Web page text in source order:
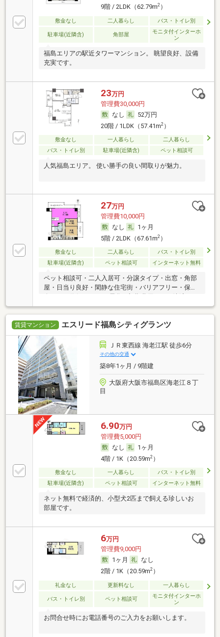
9階 / 2LDK（62.79m2）
敷金なし 二人暮らし バス・トイレ別
駐車場(近隣含) 角部屋
モニタ付インターホ
ン
福島エリアの駅近タワーマンション。 眺望良好、設備
充実です。
23万円
管理費30,000円
なし
52万円
20階 / 1LDK（57.41m2）
敷金なし 一人暮らし
二人暮らし
バス・トイレ別
駐車場(近隣含) ペット相談可
人気福島エリア。 使い勝手の良い間取りが魅力。
27万円
管理費10,000円
なし
1ヶ月
5階 / 2LDK（67.61m2）
敷金なし 二人暮らし
バス・トイレ別
駐車場(近隣含)
ペット相談可 インターネット無料
ペット相談可・二人入居可・分譲タイプ・出窓・角部
屋・日当り良好・閑静な住宅街・バリアフリー・保証
賃貸マンション エスリード福島シティグランツ
ＪＲ東西線 海老江駅 徒歩6分
その他の交通
築8年1ヶ月 / 9階建
大阪府大阪市福島区海老江８丁
目
6.90万円
管理費5,000円
なし
1ヶ月
4階 / 1K（20.59m2）
敷金なし 一人暮らし
バス・トイレ別
駐車場(近隣含)
ペット相談可 インターネット無料
ネット無料で経済的、小型犬2匹まで飼える珍しいお
部屋です。
6万円
管理費9,000円
1ヶ月
なし
2階 / 1K（20.59m2）
礼金なし 更新料なし 一人暮らし
バス・トイレ別 ペット相談可
モニタ付インターホ
ン
お問合せ時にお電話番号のご入力をお願いします。